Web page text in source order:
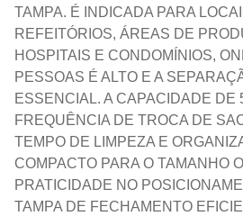
TAMPA. É INDICADA PARA
REFEITÓRIOS, ÁREAS DE
HOSPITAIS E CONDOMÍNIOS,
PESSOAS É ALTO E A
ESSENCIAL. A CAPACIDADE DE
FREQUÊNCIA DE TROCA DE
TEMPO DE LIMPEZA E
COMPACTO PARA O TAMANHO
PRATICIDADE NO
TAMPA DE FECHAMENTO